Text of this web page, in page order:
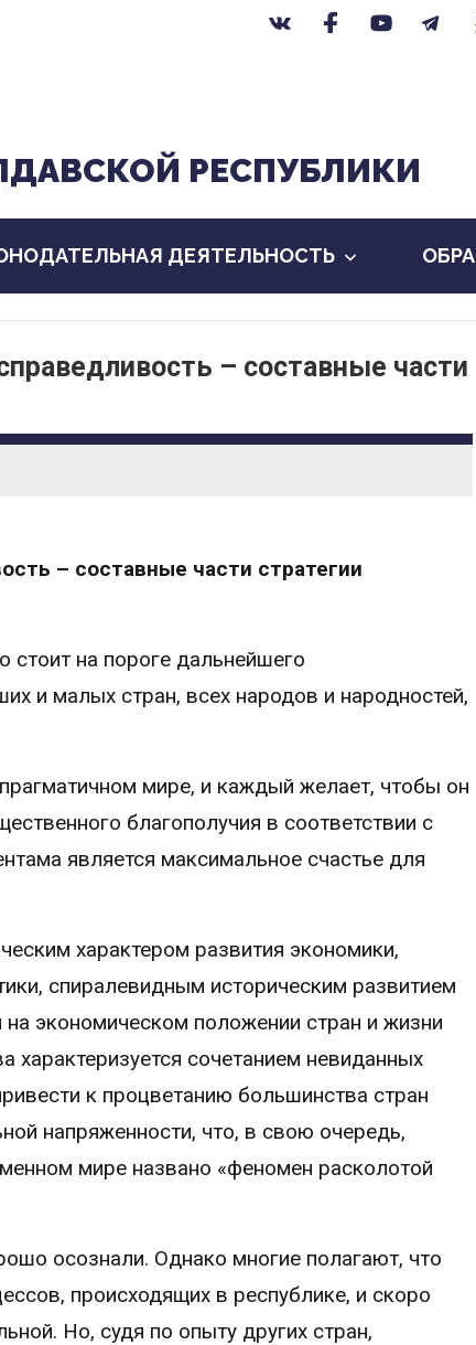
РЕСПУБЛИКИ
ДЕЯТЕЛЬНОСТЬ
– составные части
– составные части стратегии
стоит на пороге дальнейшего
и малых стран, всех народов и народностей,
мире, и каждый желает, чтобы он
благополучия в соответствии с
является максимальное счастье для
характером развития экономики,
спиралевидным историческим развитием
экономическом положении стран и жизни
сочетанием невиданных
к процветанию большинства стран
напряженности, что, в свою очередь,
мире названо «феномен расколотой
осознали. Однако многие полагают, что
происходящих в республике, и скоро
Но, судя по опыту других стран,